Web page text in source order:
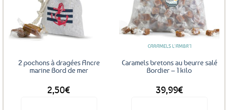
options
peuvent
être
sur
2 pochons à dragées Ancre
marine Bord de mer
2,50€
Ajouter
aux
favoris
CARAMELS L'AMBR'1
Caramels bretons au beurre salé
Bordier – 1 kilo
39,99€